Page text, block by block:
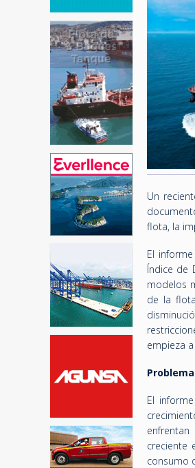
Un
flota, la
El
Índice de
modelos
de la
empieza
El
creciente
consumo